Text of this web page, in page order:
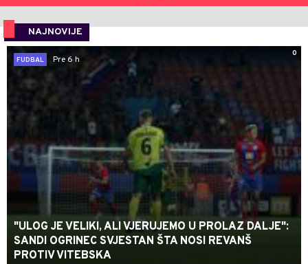
NAJNOVIJE
0
FUDBAL
Pre 6 h
"ULOG JE VELIKI, ALI VJERUJEMO U PROLAZ DALJE":
SANDI OGRINEC SVJESTAN ŠTA NOSI REVANŠ
PROTIV VITEBSKA